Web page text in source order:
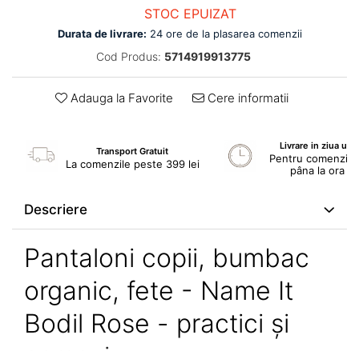
STOC EPUIZAT
Durata de livrare: 24 ore de la plasarea comenzii
Cod Produs: 5714919913775
Adauga la Favorite Cere informatii
Transport Gratuit
La comenzile peste 399 lei
Livrare in ziua
Pentru
pâna la ora
Descriere
Pantaloni copii, bumbac
organic, fete - Name It
Bodil Rose - practici și